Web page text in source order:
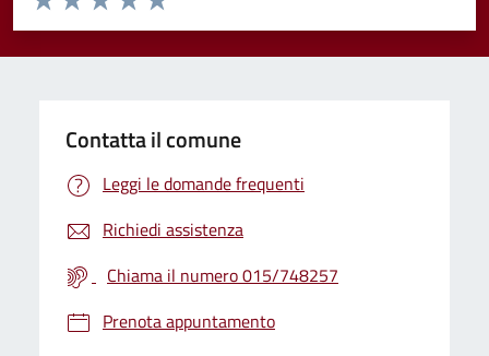
Valuta 5 stelle su 5
Valuta 4 stelle su 5
Valuta 3 stelle su 5
Valuta 2 stelle su 5
Valuta 1 stelle su 5
Contatta il comune
Leggi le domande frequenti
Richiedi assistenza
Chiama il numero 015/748257
Prenota appuntamento